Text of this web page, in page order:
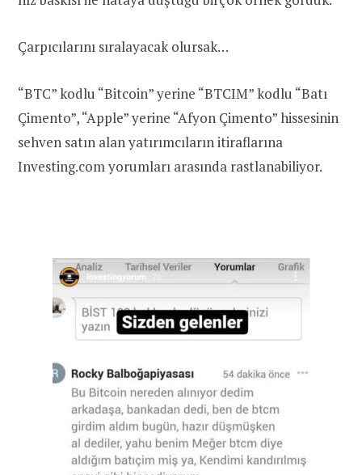
Çarpıcılarını sıralayacak olursak…
“BTC” kodlu “Bitcoin” yerine “BTCIM” kodlu “Batı
Çimento”, “Apple” yerine “Afyon Çimento” hissesinin
sehven satın alan yatırımcıların itiraflarına
Investing.com yorumları arasında rastlanabiliyor.